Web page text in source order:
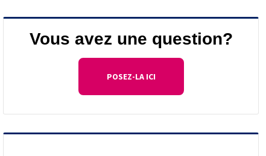
Vous avez une question?
POSEZ-LA ICI